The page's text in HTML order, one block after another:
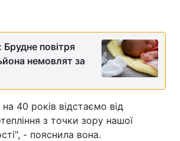
повітря
немовлят за
40 років відстаємо від
з точки зору нашої
- пояснила вона.